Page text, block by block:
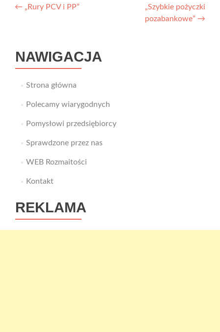
Nawigacja
← „Rury PCV i PP”
„Szybkie pożyczki
pozabankowe” →
NAWIGACJA
Strona główna
Polecamy wiarygodnych
Pomysłowi przedsiębiorcy
Sprawdzone przez nas
WEB Rozmaitości
Kontakt
REKLAMA